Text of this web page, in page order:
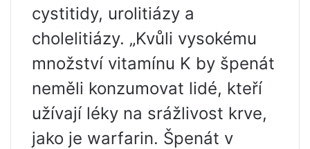
cystitidy, urolitiázy a
cholelitiázy. „Kvůli vysokému
množství vitamínu K by špenát
neměli konzumovat lidé, kteří
užívají léky na srážlivost krve,
jako je warfarin. Špenát v